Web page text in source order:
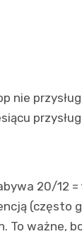
20/12 =
(często
To ważne,